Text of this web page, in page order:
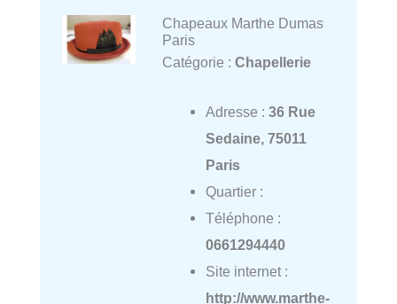
Chapeaux Marthe Dumas
Paris
Catégorie : Chapellerie
Adresse : 36 Rue
Sedaine, 75011
Paris
Quartier :
Téléphone :
0661294440
Site internet :
http://www.marthe-